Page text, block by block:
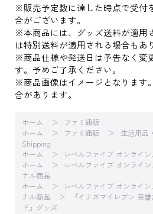
※販売予定数に達した時点で受付
合がございます。
※本商品には、グッズ送料が適用
は特別送料が適用される場合もあ
※商品仕様や発送日は予告なく変
す。予めご了承ください。
※商品画像はイメージとなります
合があります。
ホーム
ファミ通販
ホーム
ファミ通販 生活用品
Shipping
ホーム
レベルファイブ オンライ
ホーム
レベルファイブ オンライ
ナル商品
ホーム
レベルファイブ オンライ
ナル商品
『イナズマイレブン 英
ド』グッズ